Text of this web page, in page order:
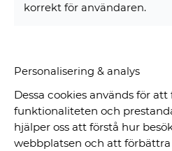
korrekt för användaren.
Personalisering & analys
Dessa cookies används för
funktionaliteten och
hjälper oss att förstå hur
webbplatsen och att